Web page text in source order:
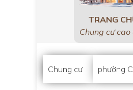
TRANG
Chung cư cao
Chung cư phường